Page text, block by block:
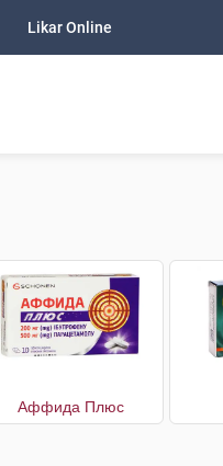
Likar Online
Аффида Плюс